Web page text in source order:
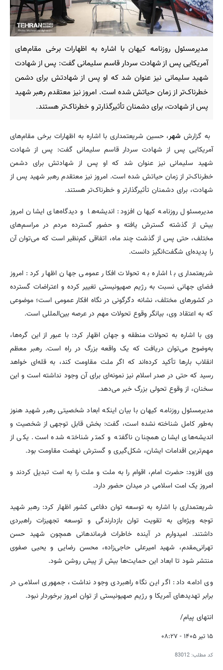
مدیرمسئول روزنامه کیهان با اشاره به اظهارات برخی مقام‌های
آمریکایی پس از شهادت سردار قاسم سلیمانی گفت: پس از شهادت
شهید سلیمانی نیز عنوان شد که او پس از شهادتش برای دشمن
خطرناک‌تر از زمان حیاتش شده است. امروز نیز معتقدم رهبر شهید
پس از شهادت، برای دشمنان تأثیرگذارتر و خطرناک‌تر هستند.
به گزارش شهر، حسین شریعتمداری با اشاره به اظهارات برخی مقام‌های
آمریکایی پس از شهادت سردار قاسم سلیمانی گفت: پس از شهادت
شهید سلیمانی نیز عنوان شد که او پس از شهادتش برای دشمن
خطرناک‌تر از زمان حیاتش شده است. امروز نیز معتقدم رهبر شهید پس از
شهادت، برای دشمنان تأثیرگذارتر و خطرناک‌تر هستند.
مدیرمسئول روزنامه کیهان افزود: اندیشه‌ها و دیدگاه‌های ایشان امروز
بیش از گذشته گسترش یافته و حضور گسترده مردم در مراسم‌های
مختلف، حتی پس از گذشت چند ماه، اتفاقی کم‌نظیر است که می‌توان آن
را پدیده‌ای شگفت‌انگیز دانست.
شریعتمداری با اشاره به تحولات افکار عمومی جهان اظهار کرد: امروز
فضای جهانی نسبت به رژیم صهیونیستی تغییر کرده و اعتراضات گسترده
در کشورهای مختلف، نشانه دگرگونی در نگاه افکار عمومی است؛ موضوعی
که به اعتقاد وی، بیانگر وقوع تحولات مهم در عرصه بین‌المللی است.
وی با اشاره به تحولات منطقه و جهان اظهار کرد: با عبور از این گره‌ها،
به‌وضوح می‌توان دریافت که یک واقعه بزرگ در راه است. رهبر معظم
انقلاب بارها تأکید کرده‌اند که اگر ملت مقاومت کند، به قله‌ای خواهد
رسید که حتی در صدر اسلام نیز نمونه‌ای برای آن وجود نداشته است و این
سخنان، از وقوع تحولی بزرگ خبر می‌دهد.
مدیرمسئول روزنامه کیهان با بیان اینکه ابعاد شخصیتی رهبر شهید هنوز
به‌طور کامل شناخته نشده است، گفت: بخش قابل توجهی از شخصیت و
اندیشه‌های ایشان همچنان ناگفته و کمتر شناخته شده است. یکی از
مهم‌ترین اقدامات ایشان، شکل‌گیری و گسترش نهضت مقاومت بود.
وی افزود: حضرت امام، اقوام را به ملت و ملت را به امت تبدیل کردند و
امروز یک امت اسلامی در میدان حضور دارد.
شریعتمداری با اشاره به توسعه توان دفاعی کشور اظهار کرد: رهبر شهید
توجه ویژه‌ای به تقویت توان بازدارندگی و توسعه تجهیزات راهبردی
داشتند. امیدوارم در آینده خاطرات فرماندهانی همچون شهید حسن
تهرانی‌مقدم، شهید امیرعلی حاجی‌زاده، محسن رضایی و یحیی صفوی
منتشر شود تا ابعاد این حمایت‌ها بیش از پیش روشن شود.
وی ادامه داد: اگر این نگاه راهبردی وجود نداشت، جمهوری اسلامی در
برابر تهدیدهای آمریکا و رژیم صهیونیستی از توان امروز برخوردار نبود.
انتهای پیام/
۱۵ تیر ۱۴۰۵ - ۰۸:۲۷
کد مطلب: 83012